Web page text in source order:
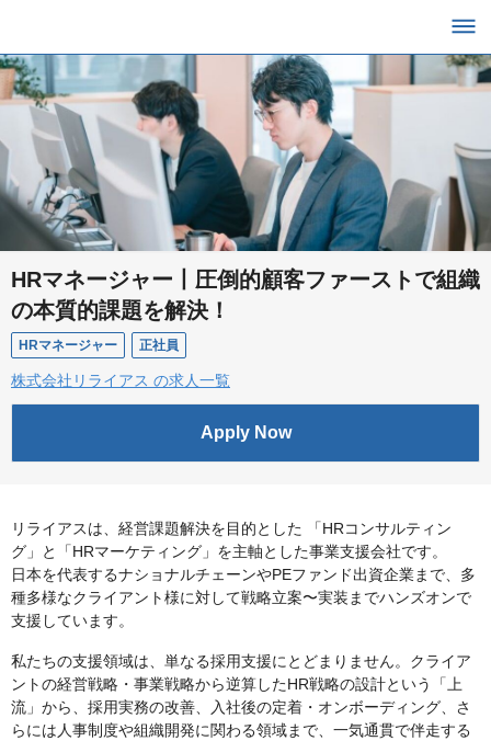
HRマネージャー丨圧倒的顧客ファーストで組織
の本質的課題を解決！
HRマネージャー 正社員
株式会社リライアス の求人一覧
Apply Now
リライアスは、経営課題解決を目的とした 「HRコンサルティン
グ」と「HRマーケティング」を主軸とした事業支援会社です。
日本を代表するナショナルチェーンやPEファンド出資企業まで、多
種多様なクライアント様に対して戦略立案〜実装までハンズオンで
支援しています。
私たちの支援領域は、単なる採用支援にとどまりません。クライア
ントの経営戦略・事業戦略から逆算したHR戦略の設計という「上
流」から、採用実務の改善、入社後の定着・オンボーディング、さ
らには人事制度や組織開発に関わる領域まで、一気通貫で伴走する